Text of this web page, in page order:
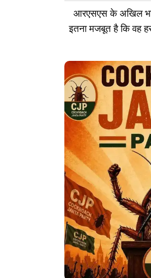
आरएसएस के अखिल
इतना मजबूत है कि वह